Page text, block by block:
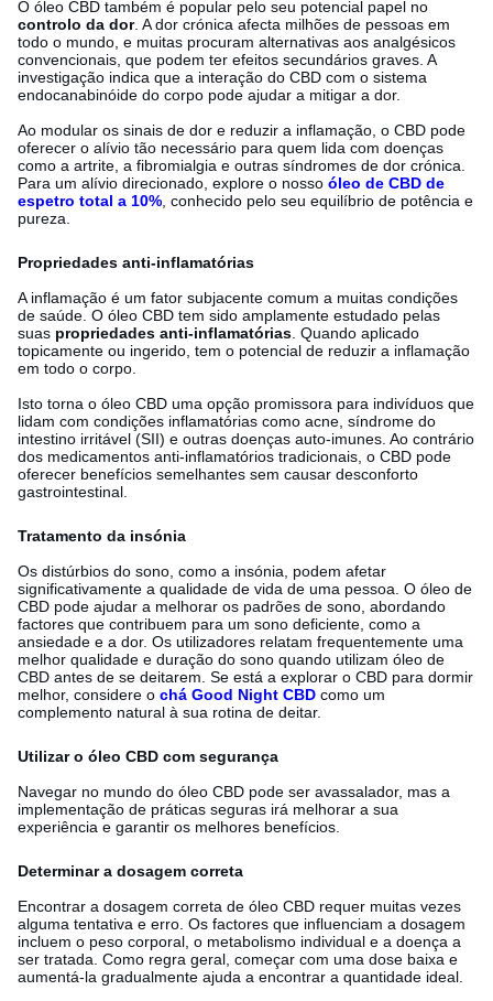
O óleo CBD também é popular pelo seu potencial papel no
controlo da dor. A dor crónica afecta milhões de pessoas em
todo o mundo, e muitas procuram alternativas aos analgésicos
convencionais, que podem ter efeitos secundários graves. A
investigação indica que a interação do CBD com o sistema
endocanabinóide do corpo pode ajudar a mitigar a dor.
Ao modular os sinais de dor e reduzir a inflamação, o CBD pode
oferecer o alívio tão necessário para quem lida com doenças
como a artrite, a fibromialgia e outras síndromes de dor crónica.
Para um alívio direcionado, explore o nosso óleo de CBD de
espetro total a 10% , conhecido pelo seu equilíbrio de potência e
pureza.
Propriedades anti-inflamatórias
A inflamação é um fator subjacente comum a muitas condições
de saúde. O óleo CBD tem sido amplamente estudado pelas
suas propriedades anti-inflamatórias . Quando aplicado
topicamente ou ingerido, tem o potencial de reduzir a inflamação
em todo o corpo.
Isto torna o óleo CBD uma opção promissora para indivíduos que
lidam com condições inflamatórias como acne, síndrome do
intestino irritável (SII) e outras doenças auto-imunes. Ao contrário
dos medicamentos anti-inflamatórios tradicionais, o CBD pode
oferecer benefícios semelhantes sem causar desconforto
gastrointestinal.
Tratamento da insónia
Os distúrbios do sono, como a insónia, podem afetar
significativamente a qualidade de vida de uma pessoa. O óleo de
CBD pode ajudar a melhorar os padrões de sono, abordando
factores que contribuem para um sono deficiente, como a
ansiedade e a dor. Os utilizadores relatam frequentemente uma
melhor qualidade e duração do sono quando utilizam óleo de
CBD antes de se deitarem. Se está a explorar o CBD para dormir
melhor, considere o chá Good Night CBD como um
complemento natural à sua rotina de deitar.
Utilizar o óleo CBD com segurança
Navegar no mundo do óleo CBD pode ser avassalador, mas a
implementação de práticas seguras irá melhorar a sua
experiência e garantir os melhores benefícios.
Determinar a dosagem correta
Encontrar a dosagem correta de óleo CBD requer muitas vezes
alguma tentativa e erro. Os factores que influenciam a dosagem
incluem o peso corporal, o metabolismo individual e a doença a
ser tratada. Como regra geral, começar com uma dose baixa e
aumentá-la gradualmente ajuda a encontrar a quantidade ideal.